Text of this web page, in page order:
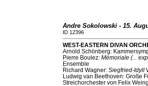
­Andre Sokolowski - 15.
ID 12396
WEST-EASTERN DIVAN
Arnold Schönberg:
Pierre Boulez: Mémoriale (...
Ensemble
Richard Wagner: Siegfried-Idyll
Ludwig van Beethoven: Große
Streichorchester von Felix